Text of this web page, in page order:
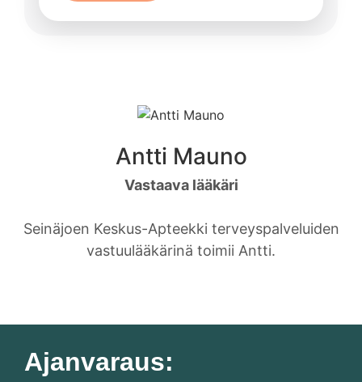
Antti Mauno
Vastaava lääkäri
Seinäjoen Keskus-Apteekki terveyspalveluiden
vastuulääkärinä toimii Antti.
Ajanvaraus: